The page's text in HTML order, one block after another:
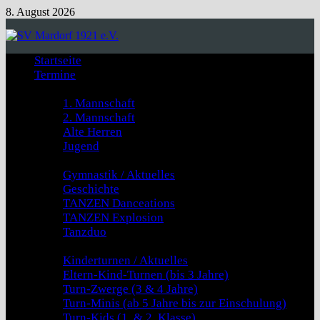
Zum
springen
8. August 2026
Startseite
Termine
1. Mannschaft
2. Mannschaft
Alte Herren
Jugend
Gymnastik / Aktuelles
Geschichte
TANZEN Danceations
TANZEN Explosion
Tanzduo
Kinderturnen / Aktuelles
Eltern-Kind-Turnen (bis 3 Jahre)
Turn-Zwerge (3 & 4 Jahre)
Turn-Minis (ab 5 Jahre bis zur Einschulung)